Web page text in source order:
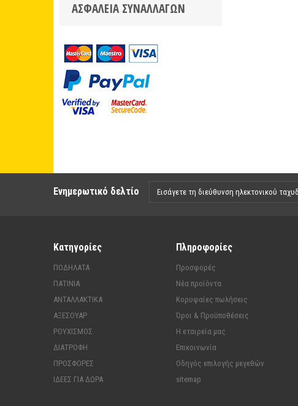
ΑΣΦΆΛΕΙΑ ΣΥΝΑΛΛΑΓΏΝ
Ενημερωτικό δελτίο
Κατηγορίες
ΠΟΔΗΛΑΤΑ
ΠΑΤΙΝΙΑ
ΑΝΤΑΛΛΑΚΤΙΚΑ
ΑΞΕΣΟΥΑΡ
ΡΟΥΧΙΣΜΟΣ
ΔΙΑΤΡΟΦΗ
ΠΡΟΣΦΟΡΕΣ
ΙΔΕΕΣ ΓΙΑ ΔΩΡΑ
Πληροφορίες
Προσφορές
Νέα προϊόντα
Κορυφαίες πωλήσεις
Όροι & Προϋποθέσεις
Η εταιρεία μας
Επικοινωνία
Οδηγός επιλογής μεγεθών
sitemap